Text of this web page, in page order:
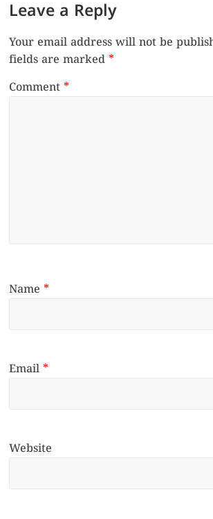
Leave a Reply
Your email address will not be
fields are marked*
Comment*
Name*
Email*
Website